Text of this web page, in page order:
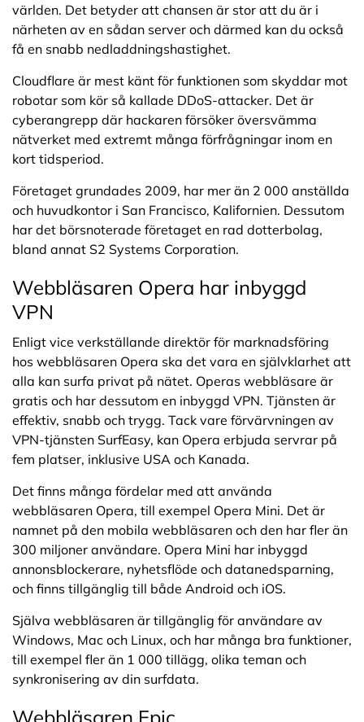
världen. Det betyder att chansen är stor att du är i
närheten av en sådan server och därmed kan du också
få en snabb nedladdningshastighet.
Cloudflare är mest känt för funktionen som skyddar mot
robotar som kör så kallade DDoS-attacker. Det är
cyberangrepp där hackaren försöker översvämma
nätverket med extremt många förfrågningar inom en
kort tidsperiod.
Företaget grundades 2009, har mer än 2 000 anställda
och huvudkontor i San Francisco, Kalifornien. Dessutom
har det börsnoterade företaget en rad dotterbolag,
bland annat S2 Systems Corporation.
Webbläsaren Opera har inbyggd
VPN
Enligt vice verkställande direktör för marknadsföring
hos webbläsaren Opera ska det vara en självklarhet att
alla kan surfa privat på nätet. Operas webbläsare är
gratis och har dessutom en inbyggd VPN. Tjänsten är
effektiv, snabb och trygg. Tack vare förvärvningen av
VPN-tjänsten SurfEasy, kan Opera erbjuda servrar på
fem platser, inklusive USA och Kanada.
Det finns många fördelar med att använda
webbläsaren Opera, till exempel Opera Mini. Det är
namnet på den mobila webbläsaren och den har fler än
300 miljoner användare. Opera Mini har inbyggd
annonsblockerare, nyhetsflöde och datanedsparning,
och finns tillgänglig till både Android och iOS.
Själva webbläsaren är tillgänglig för användare av
Windows, Mac och Linux, och har många bra funktioner,
till exempel fler än 1 000 tillägg, olika teman och
synkronisering av din surfdata.
Webbläsaren Epic